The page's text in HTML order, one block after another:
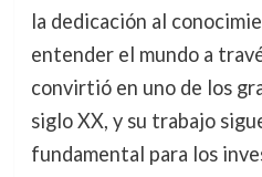
la dedicación al
entender el mundo a
convirtió en uno de los
siglo XX, y su trabajo
fundamental para los